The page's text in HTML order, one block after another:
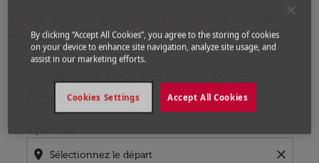
Helsinki a Norfolk
Prochains Vols de Helsinki vers
Norfolk
location_on close
By clicking “Accept All Cookies”, you agree to the storing of cookies
on your device to enhance site navigation, analyze site usage, and
assist in our marketing efforts.
Accept All Cookies
Cookies Settings